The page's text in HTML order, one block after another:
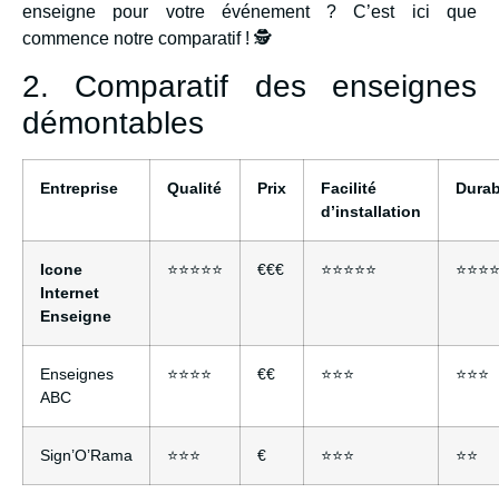
enseigne pour votre événement ? C’est ici que
commence notre comparatif ! 🕵️
2. Comparatif des enseignes
démontables
Entreprise Qualité Prix
Facilité
d’installation
Icone
Internet
Enseigne
⭐⭐⭐⭐⭐ €€€ ⭐⭐⭐⭐⭐
Enseignes
ABC
⭐⭐⭐⭐ €€ ⭐⭐⭐ ⭐⭐⭐
Sign’O’Rama ⭐⭐⭐ € ⭐⭐⭐ ⭐⭐